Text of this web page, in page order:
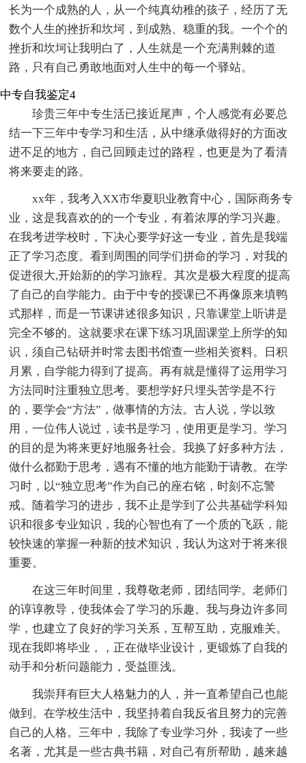
长为一个成熟的人，从一个纯真幼稚的孩子，经历了无
数个人生的挫折和坎坷，到成熟、稳重的我。一个个的
挫折和坎坷让我明白了，人生就是一个充满荆棘的道
路，只有自己勇敢地面对人生中的每一个驿站。
中专自我鉴定4
珍贵三年中专生活已接近尾声，个人感觉有必要总
结一下三年中专学习和生活，从中继承做得好的方面改
进不足的地方，自己回顾走过的路程，也更是为了看清
将来要走的路。
xx年，我考入XX市华夏职业教育中心，国际商务专
业，这是我喜欢的的一个专业，有着浓厚的学习兴趣。
在我考进学校时，下决心要学好这一专业，首先是我端
正了学习态度。看到周围的同学们拼命的学习，对我的
促进很大,开始新的的学习旅程。其次是极大程度的提高
了自己的自学能力。由于中专的授课已不再像原来填鸭
式那样，而是一节课讲述很多知识，只靠课堂上听讲是
完全不够的。这就要求在课下练习巩固课堂上所学的知
识，须自己钻研并时常去图书馆查一些相关资料。日积
月累，自学能力得到了提高。再有就是懂得了运用学习
方法同时注重独立思考。要想学好只埋头苦学是不行
的，要学会“方法”，做事情的方法。古人说，学以致
用，一位伟人说过，读书是学习，使用更是学习。学习
的目的是为将来更好地服务社会。我换了好多种方法，
做什么都勤于思考，遇有不懂的地方能勤于请教。在学
习时，以“独立思考”作为自己的座右铭，时刻不忘警
戒。随着学习的进步，我不止是学到了公共基础学科知
识和很多专业知识，我的心智也有了一个质的飞跃，能
较快速的掌握一种新的技术知识，我认为这对于将来很
重要。
在这三年时间里，我尊敬老师，团结同学。老师们
的谆谆教导，使我体会了学习的乐趣。我与身边许多同
学，也建立了良好的学习关系，互帮互助，克服难关。
现在我即将毕业，，正在做毕业设计，更锻炼了自我的
动手和分析问题能力，受益匪浅。
我崇拜有巨大人格魅力的人，并一直希望自己也能
做到。在学校生活中，我坚持着自我反省且努力的完善
自己的人格。三年中，我除了专业学习外，我读了一些
名著，尤其是一些古典书籍，对自己有所帮助，越来越